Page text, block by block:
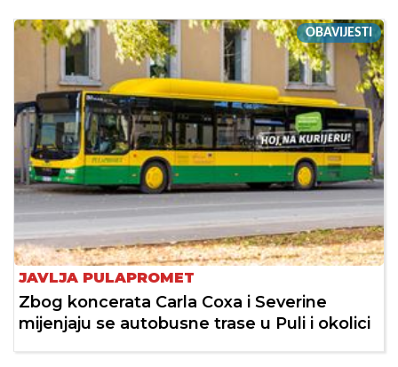
OBAVIJESTI
JAVLJA PULAPROMET
Zbog koncerata Carla Coxa i Severine
mijenjaju se autobusne trase u Puli i okolici